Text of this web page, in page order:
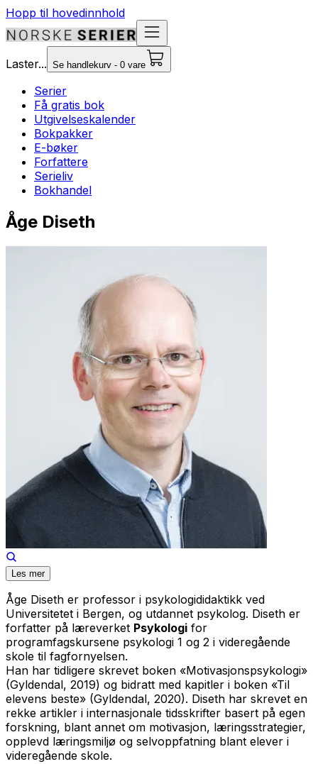
Hopp til hovedinnhold
Laster... Se handlekurv - 0 vare
Serier
Få gratis bok
Utgivelseskalender
Bokpakker
E-bøker
Forfattere
Serieliv
Bokhandel
Åge Diseth
Les mer
Åge Diseth er professor i psykologididaktikk ved
Universitetet i Bergen, og utdannet psykolog. Diseth er
forfatter på læreverket Psykologi for
programfagskursene psykologi 1 og 2 i videregående
skole til fagfornyelsen.
Han har tidligere skrevet boken «Motivasjonspsykologi»
(Gyldendal, 2019) og bidratt med kapitler i boken «Til
elevens beste» (Gyldendal, 2020). Diseth har skrevet en
rekke artikler i internasjonale tidsskrifter basert på egen
forskning, blant annet om motivasjon, læringsstrategier,
opplevd læringsmiljø og selvoppfatning blant elever i
videregående skole.